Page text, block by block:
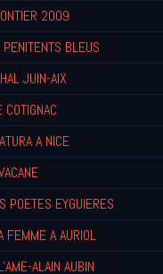
2009
BLEUS
JUIN-AIX
COTIGNAC
A NICE
POETES EYGUIERES
FEMME A AURIOL
ALAIN AUBIN